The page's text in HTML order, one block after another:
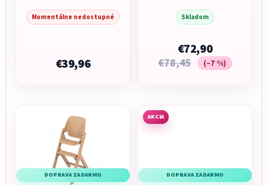
Momentálne nedostupné
€39,96
Gusto
Skladom
€72,90
€78,45 (–7 %)
DOPRAVA ZADARMO
AKCIA
DOPRAVA ZADARMO